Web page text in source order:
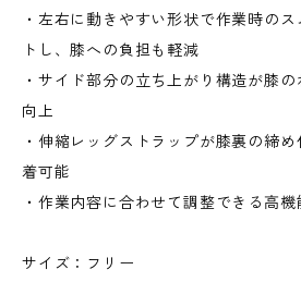
・左右に動きやすい形状で作業時の
トし、膝への負担も軽減
・サイド部分の立ち上がり構造が膝
向上
・伸縮レッグストラップが膝裏の締
着可能
・作業内容に合わせて調整できる高
サイズ：フリー